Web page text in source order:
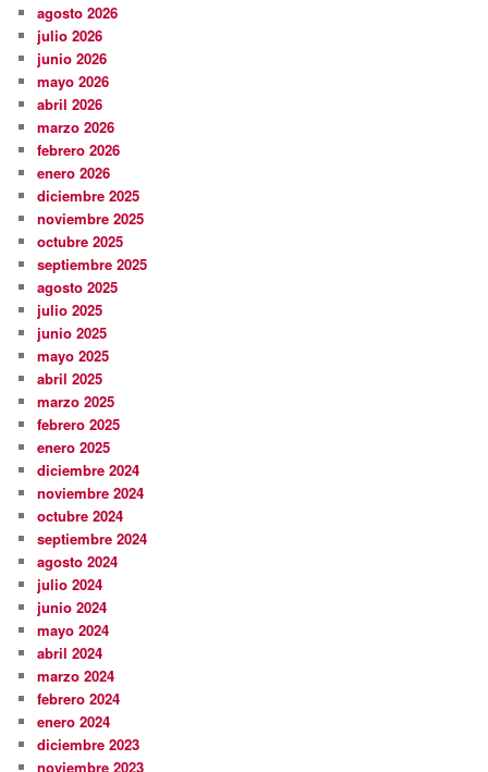
agosto 2026
julio 2026
junio 2026
mayo 2026
abril 2026
marzo 2026
febrero 2026
enero 2026
diciembre 2025
noviembre 2025
octubre 2025
septiembre 2025
agosto 2025
julio 2025
junio 2025
mayo 2025
abril 2025
marzo 2025
febrero 2025
enero 2025
diciembre 2024
noviembre 2024
octubre 2024
septiembre 2024
agosto 2024
julio 2024
junio 2024
mayo 2024
abril 2024
marzo 2024
febrero 2024
enero 2024
diciembre 2023
noviembre 2023